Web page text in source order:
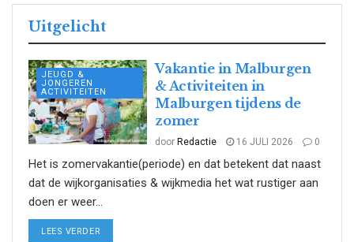
Uitgelicht
JEUGD &
JONGEREN
ACTIVITEITEN
Vakantie in Malburgen
& Activiteiten in
Malburgen tijdens de
zomer
door Redactie 16 JULI 2026 0
Het is zomervakantie(periode) en dat betekent dat naast
dat de wijkorganisaties & wijkmedia het wat rustiger aan
doen er weer...
LEES VERDER